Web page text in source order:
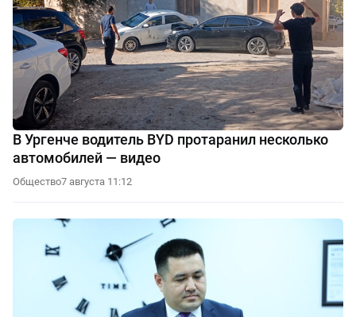
В Ургенче водитель BYD протаранил несколько
автомобилей — видео
Общество7 августа 11:12